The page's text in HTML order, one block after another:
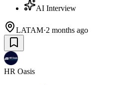
AI Interview
LATAM·2 months ago
HR Oasis